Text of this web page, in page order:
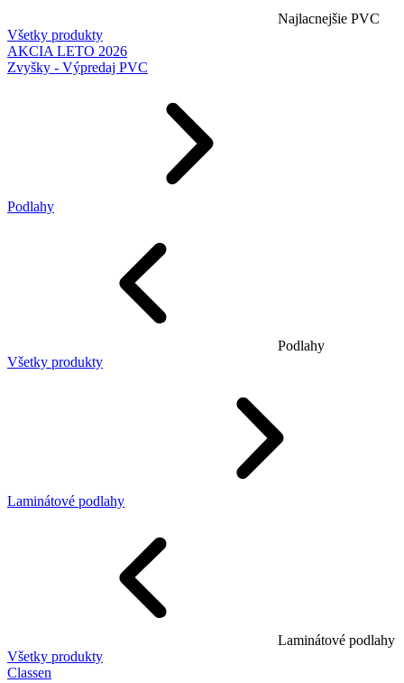
Najlacnejšie PVC
Všetky produkty
AKCIA LETO 2026
Zvyšky - Výpredaj PVC
Podlahy
Podlahy
Všetky produkty
Laminátové podlahy
Laminátové podlahy
Všetky produkty
Classen